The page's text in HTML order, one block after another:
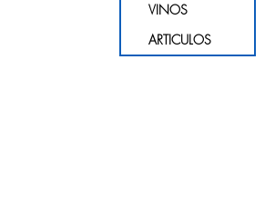
VINOS
ARTICULOS